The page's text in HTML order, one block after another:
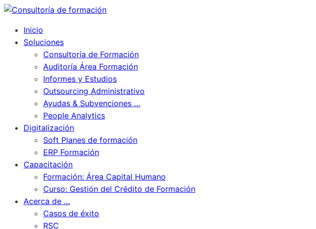
Inicio
Soluciones
Consultoría de Formación
Auditoría Área Formación
Informes y Estudios
Outsourcing Administrativo
Ayudas & Subvenciones …
People Analytics
Digitalización
Soft Planes de formación
ERP Formación
Capacitación
Formación: Área Capital Humano
Curso: Gestión del Crédito de Formación
Acerca de …
Casos de éxito
RSC